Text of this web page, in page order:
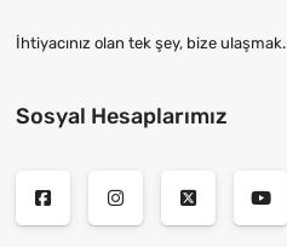
İhtiyacınız olan tek şey, bize ulaşmak.
Sosyal Hesaplarımız